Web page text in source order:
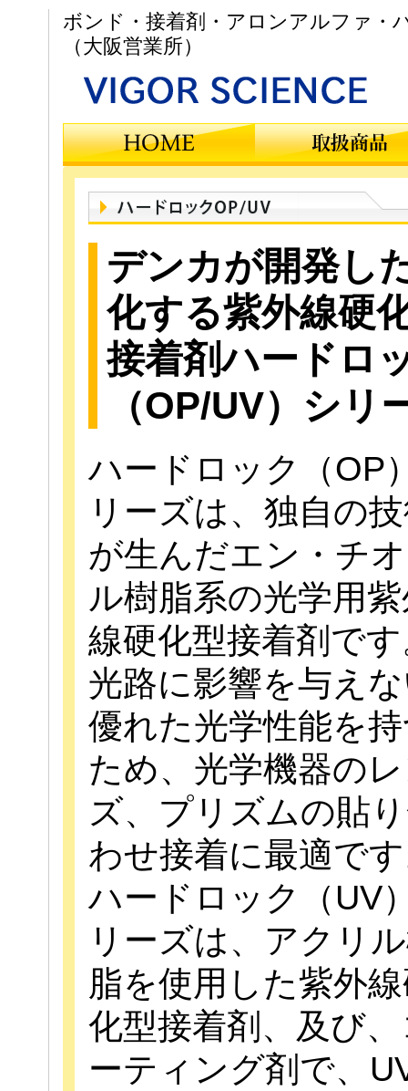
ボンド・接着剤・アロンアルファ・
（大阪営業所）
デンカが開発し
化する紫外線硬
接着剤ハードロ
（OP/UV）シリ
ハードロック（OP
リーズは、独自の
が生んだエン・チ
ル樹脂系の光学用
線硬化型接着剤で
光路に影響を与え
優れた光学性能を
ため、光学機器の
ズ、プリズムの貼
わせ接着に最適で
ハードロック（UV
リーズは、アクリ
脂を使用した紫外
化型接着剤、及び
ーティング剤で、